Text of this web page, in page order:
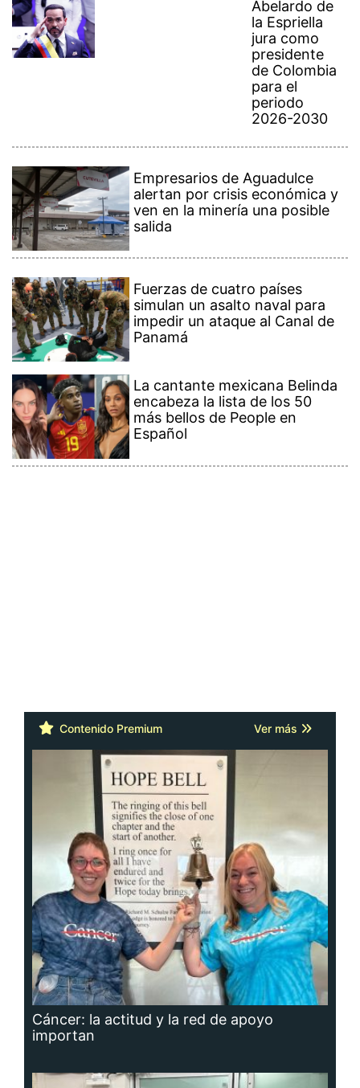
Abelardo de
la Espriella
jura como
presidente
de Colombia
para el
periodo
2026-2030
Empresarios de Aguadulce
alertan por crisis económica y
ven en la minería una posible
salida
Fuerzas de cuatro países
simulan un asalto naval para
impedir un ataque al Canal de
Panamá
La cantante mexicana Belinda
encabeza la lista de los 50
más bellos de People en
Español
Contenido Premium Ver más
Cáncer: la actitud y la red de apoyo
importan